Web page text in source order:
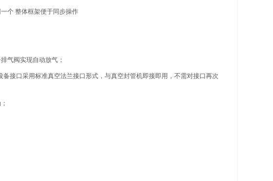
个 整体框架便于同步操作
气阀实现自动放气；
接口采用标准真空法兰接口形式，与真空封管机即接即用，不需对接口再次